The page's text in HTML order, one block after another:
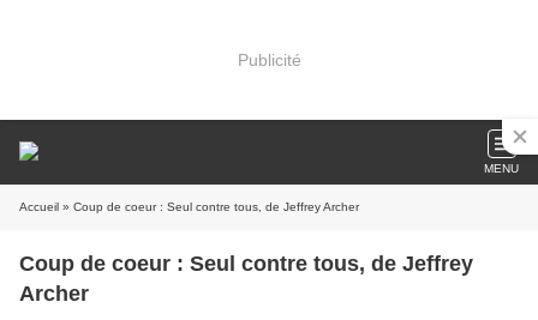
Publicité
MENU
Accueil » Coup de coeur : Seul contre tous, de Jeffrey Archer
Coup de coeur : Seul contre tous, de Jeffrey
Archer